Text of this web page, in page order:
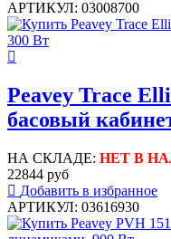
АРТИКУЛ: 03008700
Peavey Trace
басовый
НА СКЛАДЕ: НЕТ В
22844 руб
Добавить в избранное
АРТИКУЛ: 03616930